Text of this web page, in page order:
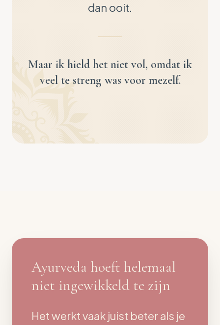
dan ooit.
Maar ik hield het niet vol, omdat ik
veel te streng was voor mezelf.
Ayurveda hoeft helemaal
niet ingewikkeld te zijn
Het werkt vaak juist beter als je